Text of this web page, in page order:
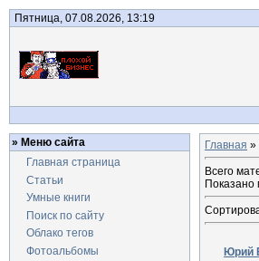
Пятница, 07.08.2026, 13:19
» Меню сайта
Главная страница
Статьи
Умные книги
Поиск по сайту
Облако тегов
Фотоальбомы
Главная »
Всего
Показано
Юрий